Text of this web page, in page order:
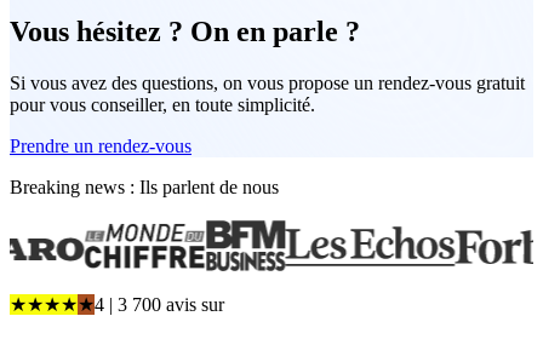
Vous hésitez ? On en parle ?
Si vous avez des questions, on vous propose un rendez-vous gratuit
pour vous conseiller, en toute simplicité.
Prendre un rendez-vous
Breaking news : Ils parlent de nous
★★★★★4 | 3 700 avis sur